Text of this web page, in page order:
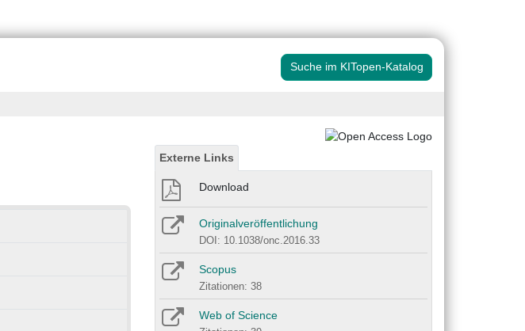
Suche im KITopen-Katalog
Externe Links
Download
Originalveröffentlichung
DOI: 10.1038/onc.2016.33
Scopus
Zitationen: 38
Web of Science